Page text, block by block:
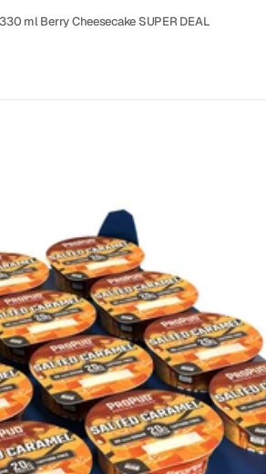
ml Berry Cheesecake SUPER DEAL